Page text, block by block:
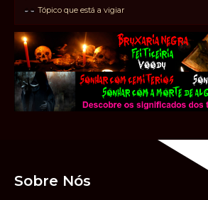
Tópico que está a vigiar
Sobre Nós